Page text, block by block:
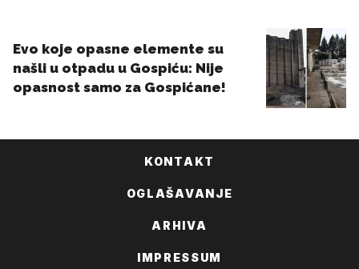
KONTAKT
OGLAŠAVANJE
ARHIVA
IMPRESSUM